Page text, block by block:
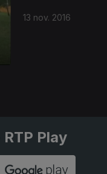
13 nov. 2016
RTP Play